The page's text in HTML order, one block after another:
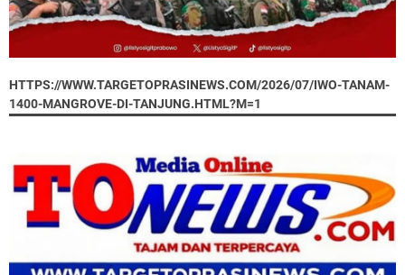
HTTPS://WWW.TARGETOPRASINEWS.COM/2026/07/IWO-TANAM-
1400-MANGROVE-DI-TANJUNG.HTML?M=1